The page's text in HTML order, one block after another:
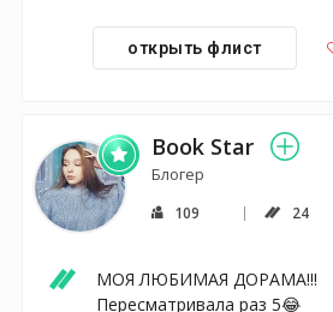
открыть флист
Book Star
Блогер
109 24
МОЯ ЛЮБИМАЯ ДОРАМА!!!
Пересматривала раз 5😂